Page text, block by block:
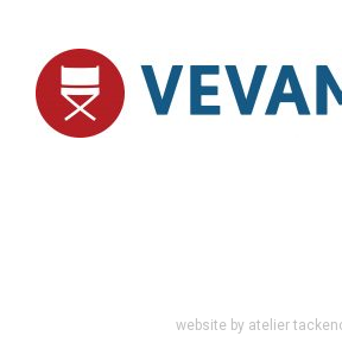
website by atelier